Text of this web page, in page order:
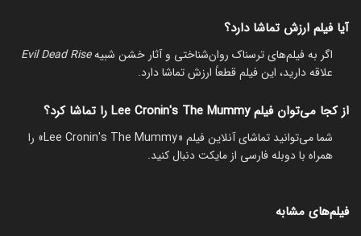
آیا فیلم ارزش تماشا دارد؟
اگر به فیلم‌های ترسناک روان‌شناختی و آثار خشن شبیهEvil Dead Rise
علاقه دارید، این فیلم قطعاً ارزش تماشا دارد.
از کجا می‌توان فیلم Lee Cronin's The Mummy را تماشا کرد؟
شما می‌توانید تماشای آنلاین فیلم «Lee Cronin's The Mummy» را
همراه با دوبله فارسی از مایکت دنبال کنید.
فیلم‌های مشابه